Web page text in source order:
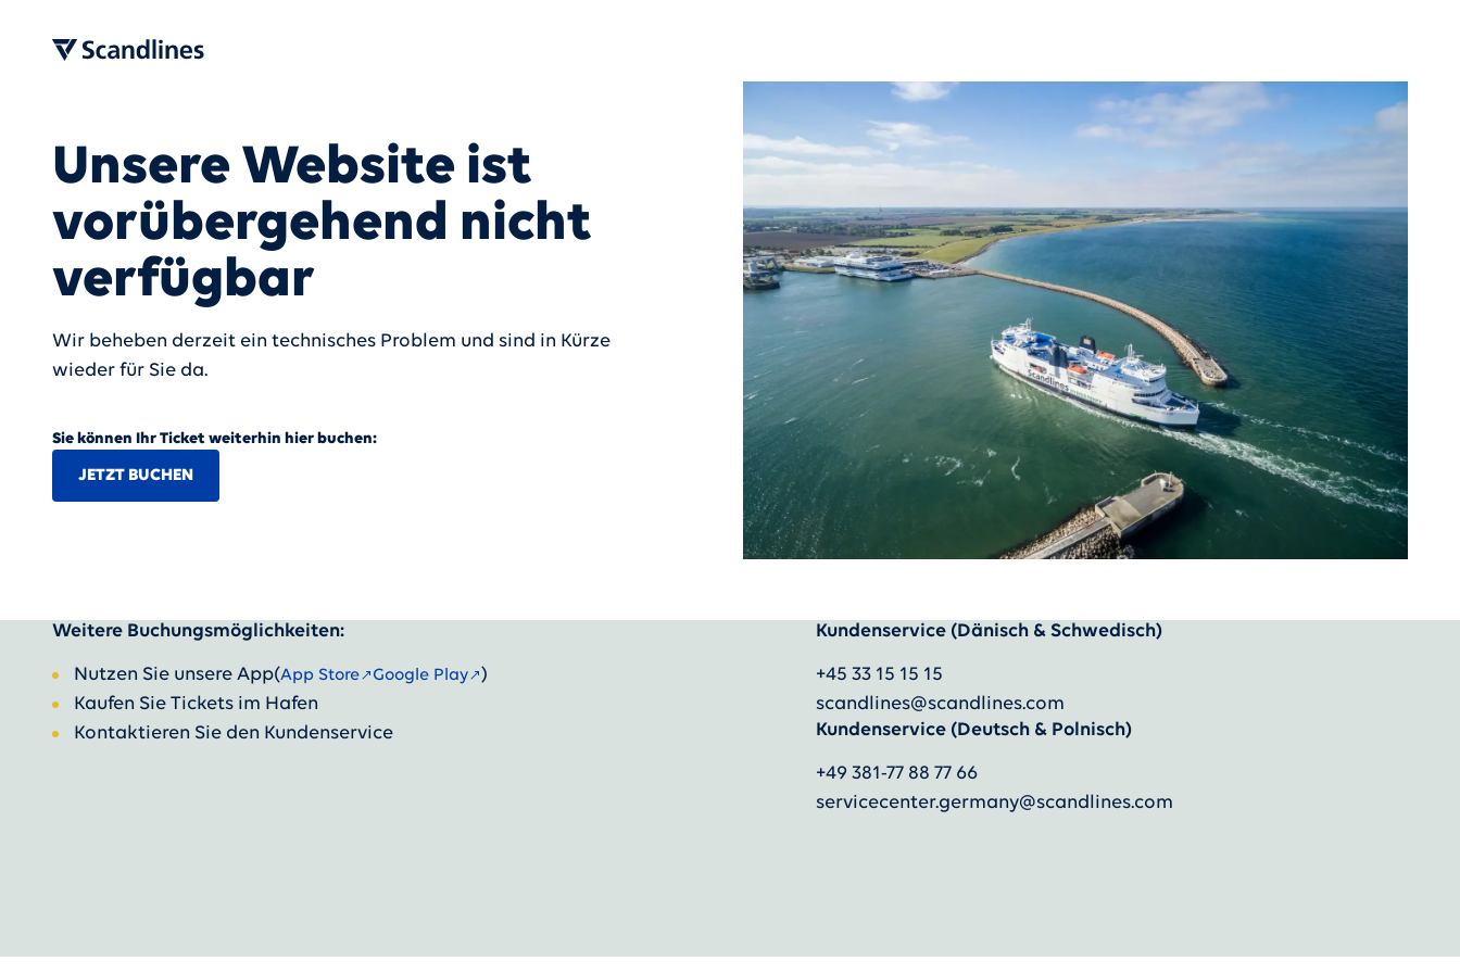
Unsere Website ist
vorübergehend nicht
verfügbar
Wir beheben derzeit ein technisches Problem und sind in Kürze
wieder für Sie da.
Sie können Ihr Ticket weiterhin hier buchen:
JETZT BUCHEN
Weitere Buchungsmöglichkeiten:
Nutzen Sie unsere App(App Store Google Play
)
Kaufen Sie Tickets im Hafen
Kontaktieren Sie den Kundenservice
Kundenservice (Dänisch & Schwedisch)
+45 33 15 15 15
scandlines@scandlines.com
Kundenservice (Deutsch & Polnisch)
+49 381-77 88 77 66
servicecenter.germany@scandlines.com